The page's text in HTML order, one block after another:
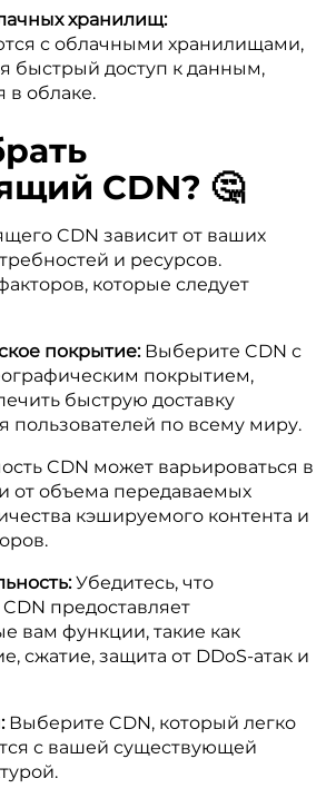
хранилищ:
с облачными хранилищами,
быстрый доступ к данным,
в облаке.
CDN? 🤔
CDN зависит от ваших
и ресурсов.
которые следует
покрытие:Выберите CDN с
покрытием,
быструю доставку
пользователей по всему миру.
CDN может варьироваться в
от объема передаваемых
кэшируемого контента и
Убедитесь, что
предоставляет
вам функции, такие как
сжатие, защита от DDoS-атак и
Выберите CDN, который легко
с вашей существующей